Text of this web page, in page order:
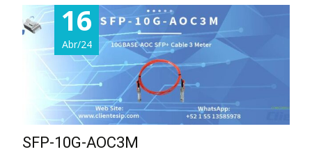
16
Abr/24
SFP-10G-AOC3M